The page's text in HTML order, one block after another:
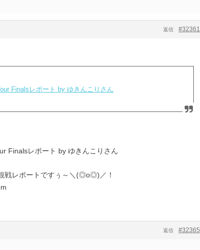
#32361
返信
Finalsレポート by ゆきんこりさん
Finalsレポート by ゆきんこりさん
戦レポートですぅ～＼(◎o◎)／！
#32365
返信